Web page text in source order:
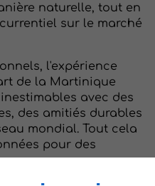
naturelle, tout en
sur le marché
l'expérience
de la Martinique
avec des
des amitiés durables
mondial. Tout cela
pour des